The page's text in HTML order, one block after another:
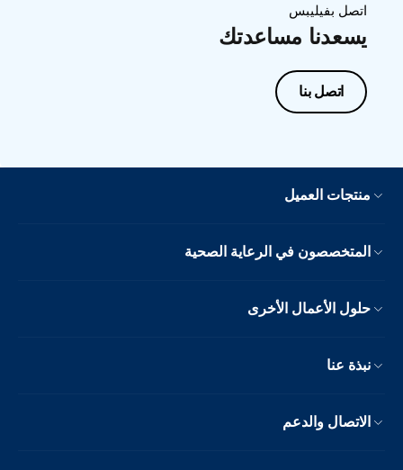
اتصل بفيليبس
يسعدنا مساعدتك
اتصل بنا
منتجات العميل
المتخصصون في الرعاية الصحية
حلول الأعمال الأخرى
نبذة عنا
الاتصال والدعم